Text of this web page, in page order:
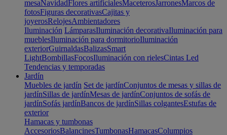
mesaNavidadFlores artificialesMaceterosJarronesMarcos de
fotosFiguras decorativasCajitas y
joyerosRelojesAmbientadores
Iluminación LámparasIluminación decorativaIluminación para
mueblesIluminación para dormitorioIluminación
exteriorGuirnaldasBalizasSmart
LightBombillasFocosIluminación con rielesCintas Led
Tendencias y temporadas
Jardín
Muebles de jardín Set de jardínConjuntos de mesas y sillas de
jardínSillas de jardínMesas de jardínConjuntos de sofás de
jardínSofás jardínBancos de jardínSillas colgantesEstufas de
exterior
Hamacas y tumbonas
AccesoriosBalancinesTumbonasHamacasColumpios